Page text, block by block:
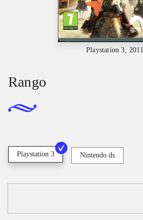
Playstation 3, 2011
Rango
Playstation 3 Nintendo ds